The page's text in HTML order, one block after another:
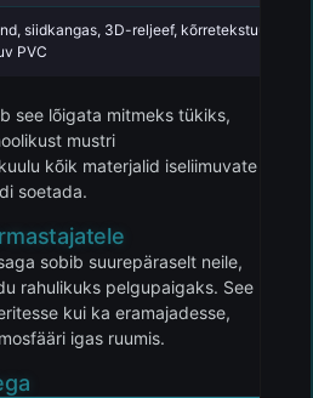
siidkangas, 3D-reljeef, kõrretekstuur,
PVC
see lõigata mitmeks tükiks,
mustri
kõik materjalid iseliimuvate
soetada.
sobib suurepäraselt neile,
rahulikuks pelgupaigaks. See
kui ka eramajadesse,
igas ruumis.